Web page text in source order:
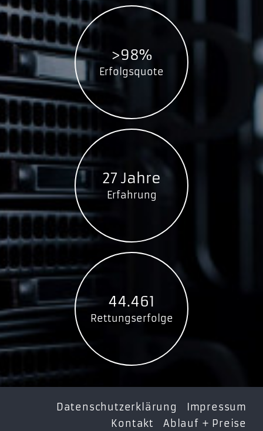
>98%
Erfolgsquote
27 Jahre
Erfahrung
44.461
Rettungserfolge
Datenschutzerklärung
Impressum
Kontakt
Ablauf + Preise